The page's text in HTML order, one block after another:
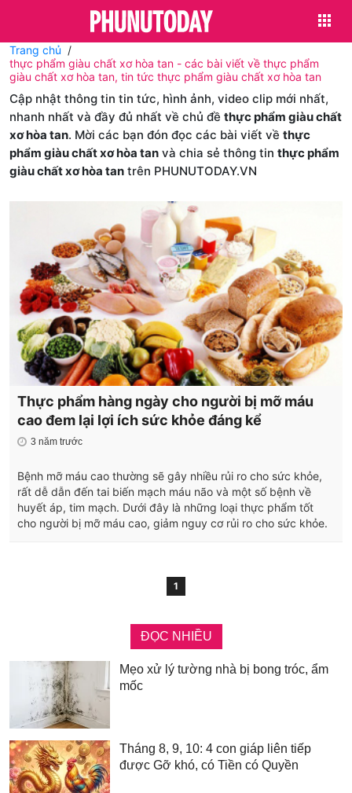
Trang chủ
thực phẩm giàu chất xơ hòa tan - các bài viết về thực phẩm
giàu chất xơ hòa tan, tin tức thực phẩm giàu chất xơ hòa tan
Cập nhật thông tin tin tức, hình ảnh, video clip mới nhất,
nhanh nhất và đầy đủ nhất về chủ đề thực phẩm giàu chất
xơ hòa tan. Mời các bạn đón đọc các bài viết về thực
phẩm giàu chất xơ hòa tan và chia sẻ thông tin thực phẩm
giàu chất xơ hòa tan trên PHUNUTODAY.VN
Thực phẩm hàng ngày cho người bị mỡ máu
cao đem lại lợi ích sức khỏe đáng kể
3 năm trước
Bệnh mỡ máu cao thường sẽ gây nhiều rủi ro cho sức khỏe,
rất dễ dẫn đến tai biến mạch máu não và một số bệnh về
huyết áp, tim mạch. Dưới đây là những loại thực phẩm tốt
cho người bị mỡ máu cao, giảm nguy cơ rủi ro cho sức khỏe.
1
ĐỌC NHIỀU
Mẹo xử lý tường nhà bị bong tróc, ẩm
mốc
Tháng 8, 9, 10: 4 con giáp liên tiếp
được Gỡ khó, có Tiền có Quyền